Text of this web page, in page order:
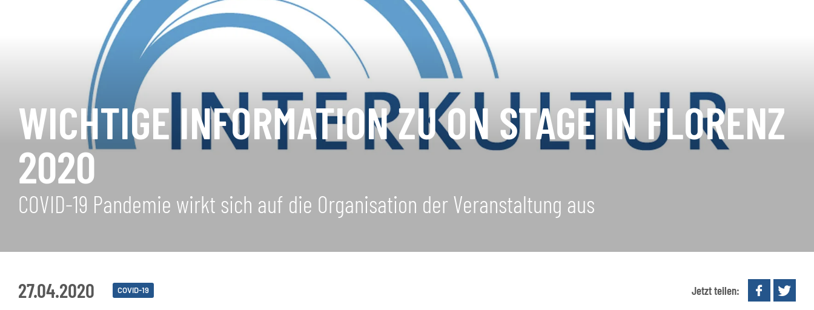
WICHTIGE INFORMATION ZU ON STAGE IN FLORENZ
2020
COVID-19 Pandemie wirkt sich auf die Organisation der Veranstaltung aus
27.04.2020 COVID-19 Jetzt teilen: